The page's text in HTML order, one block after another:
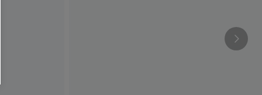
formulario, usted acepta nuestros
de Cupshe en cualquier momento del
y ofertas adaptados a su perfil.